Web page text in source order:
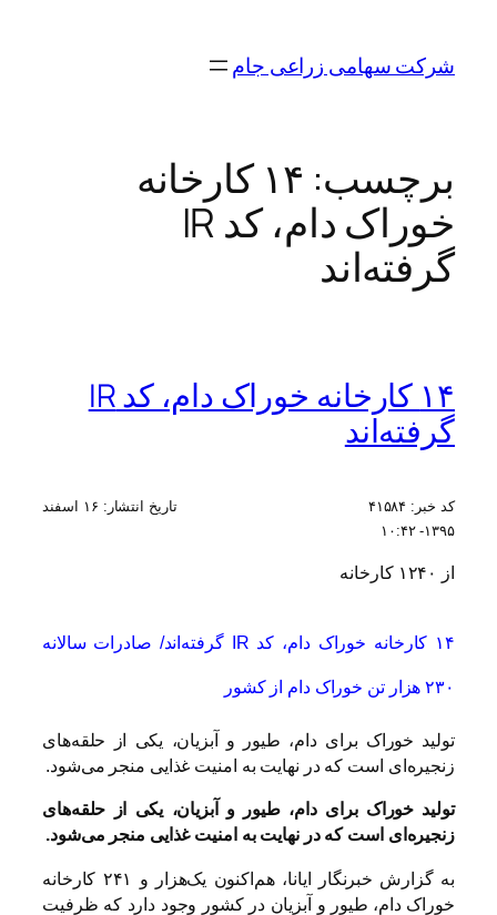
محتواشرکت سهامی زراعی جام
برچسب:
۱۴ کارخانه
خوراک دام، کد IR
گرفته‌اند
۱۴ کارخانه خوراک دام، کد IR
گرفته‌اند
کد خبر: ۴۱۵۸۴ تاریخ انتشار: ۱۶ اسفند
۱۳۹۵- ۱۰:۴۲
از ۱۲۴۰ کارخانه
۱۴ کارخانه خوراک دام، کد IR گرفته‌اند/ صادرات سالانه
۲۳۰ هزار تن خوراک دام از کشور
تولید خوراک برای دام، طیور و آبزیان، یکی از حلقه‌های
زنجیره‌ای است که در نهایت به امنیت غذایی منجر می‌شود.
تولید خوراک برای دام، طیور و آبزیان، یکی از حلقه‌های
زنجیره‌ای است که در نهایت به امنیت غذایی منجر می‌شود.
به گزارش خبرنگار ایانا، هم‌اکنون یک‌هزار و ۲۴۱ کارخانه
خوراک دام، طیور و آبزیان در کشور وجود دارد که ظرفیت